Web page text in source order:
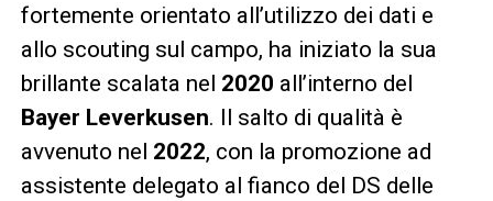
fortemente orientato all’utilizzo dei dati e
allo scouting sul campo, ha iniziato la sua
brillante scalata nel 2020 all’interno del
Bayer Leverkusen. Il salto di qualità è
avvenuto nel 2022, con la promozione ad
assistente delegato al fianco del DS delle